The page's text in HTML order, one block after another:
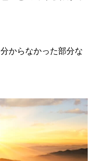
からなかった部分な